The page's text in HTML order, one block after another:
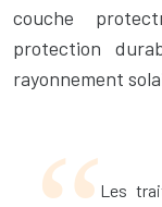
couche
protection
rayonnement
Les